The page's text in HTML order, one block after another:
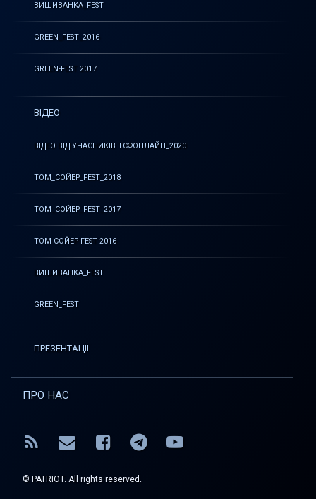
ВИШИВАНКА_FEST
GREEN_FEST_2016
GREEN-FEST 2017
ВІДЕО
ВІДЕО ВІД УЧАСНИКІВ ТСФОНЛАЙН_2020
ТОМ_СОЙЕР_FEST_2018
ТОМ_СОЙЕР_FEST_2017
ТОМ СОЙЕР FEST 2016
ВИШИВАНКА_FEST
GREEN_FEST
ПРЕЗЕНТАЦІЇ
ПРО НАС
RSS E-mailFacebook
TelegramYouTube
© PATRIOT. All rights reserved.